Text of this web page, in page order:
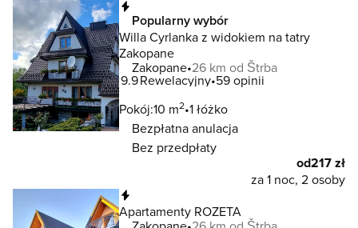
Popularny wybór
Willa Cyrlanka z widokiem na tatry
Zakopane
Zakopane 26 km od Štrba
9.9Rewelacyjny 59 opinii
Pokój:10 m2 1 łóżko
Bezpłatna anulacja
Bez przedpłaty
od217 zł
za 1 noc, 2 osoby
Apartamenty ROZETA